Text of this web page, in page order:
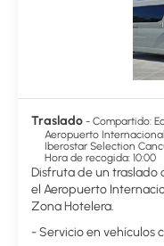
Traslado - Compartido:
Aeropuerto
Iberostar Selection
Hora de recogida: 10:00
Disfruta de un traslado
el Aeropuerto
Zona Hotelera.
- Servicio en vehículos